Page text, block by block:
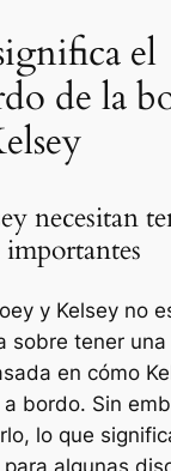
el
de la
necesitan
importantes
y Kelsey no
sobre tener
en cómo
bordo. Sin
lo que
algunas